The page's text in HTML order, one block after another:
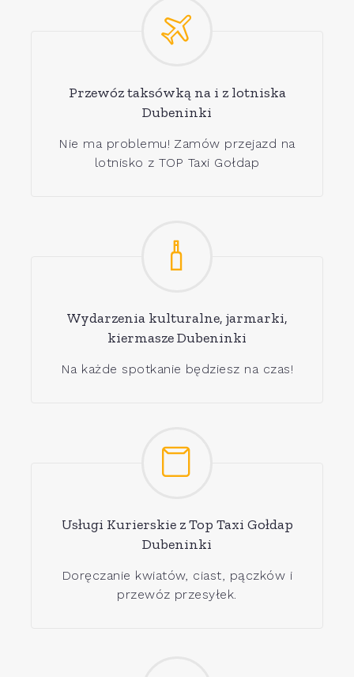
Przewóz taksówką na i z lotniska
Dubeninki
Nie ma problemu! Zamów przejazd na
lotnisko z TOP Taxi Gołdap
Wydarzenia kulturalne, jarmarki,
kiermasze Dubeninki
Na każde spotkanie będziesz na czas!
Usługi Kurierskie z Top Taxi Gołdap
Dubeninki
Doręczanie kwiatów, ciast, pączków i
przewóz przesyłek.